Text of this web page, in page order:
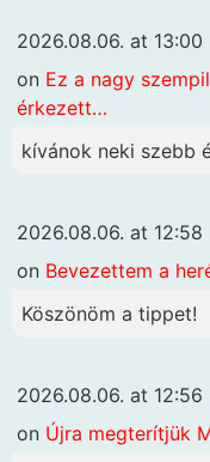
2026.08.06. at 13:00
on Ez a nagy
érkezett…
kívánok neki szebb
2026.08.06. at 12:58
on Bevezettem a
Köszönöm a tippet!
2026.08.06. at 12:56
on Újra megterítjük